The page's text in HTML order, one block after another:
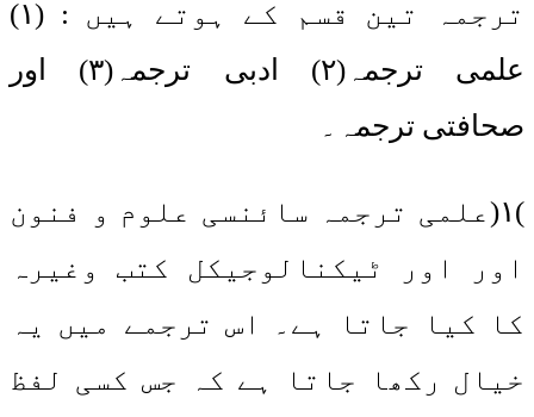
ترجمہ تین قسم کے ہوتے ہیں : (۱)
علمی ترجمہ(۲) ادبی ترجمہ(۳) اور
صحافتی ترجمہ۔
)۱(علمی ترجمہ سائنسی علوم و فنون
اور اور ٹیکنالوجیکل کتب وغیرہ
کا کیا جاتا ہے۔ اس ترجمے میں یہ
خیال رکھا جاتا ہے کہ جس کسی لفظ